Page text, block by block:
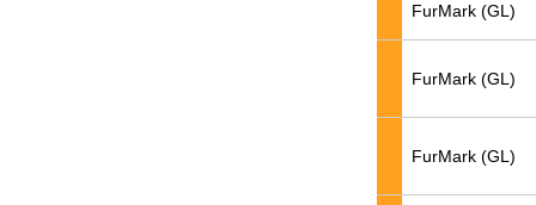
FurMark (GL)
FurMark (GL)
FurMark (GL)